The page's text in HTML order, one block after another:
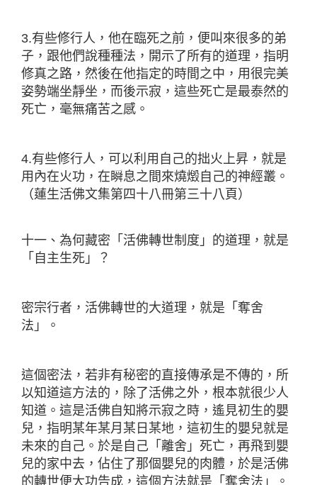
3.有些修行人，他在臨死之前，便叫來很多的弟
子，跟他們說種種法，開示了所有的道理，指明
修真之路，然後在他指定的時間之中，用很完美
姿勢端坐靜坐，而後示寂，這些死亡是最泰然的
死亡，毫無痛苦之感。
4.有些修行人，可以利用自己的拙火上昇，就是
用內在火功，在瞬息之間來燒燬自己的神經叢。
（蓮生活佛文集第四十八冊第三十八頁）
十一、為何藏密「活佛轉世制度」的道理，就是
「自主生死」？
密宗行者，活佛轉世的大道理，就是「奪舍
法」。
這個密法，若非有秘密的直接傳承是不傳的，所
以知道這方法的，除了活佛之外，根本就很少人
知道。這是活佛自知將示寂之時，遙見初生的嬰
兒，指明某年某月某日某地， 這初生的嬰兒就是
未來的自己。於是自己「離舍」死亡，再飛到嬰
兒的家中去，佔住了那個嬰兒的肉體，於是活佛
的轉世便大功告成，這個方法就是「奪舍法」。